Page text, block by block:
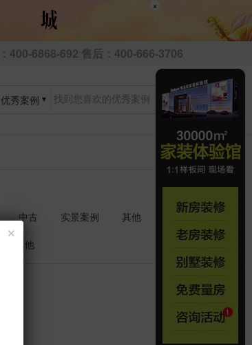
×
400-6868-692 售后：400-666-3706
优秀案例
中古 实景案例
其他
其他
0
×